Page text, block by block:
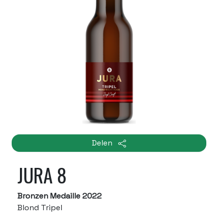
Delen
JURA 8
Bronzen Medaille 2022
Blond Tripel